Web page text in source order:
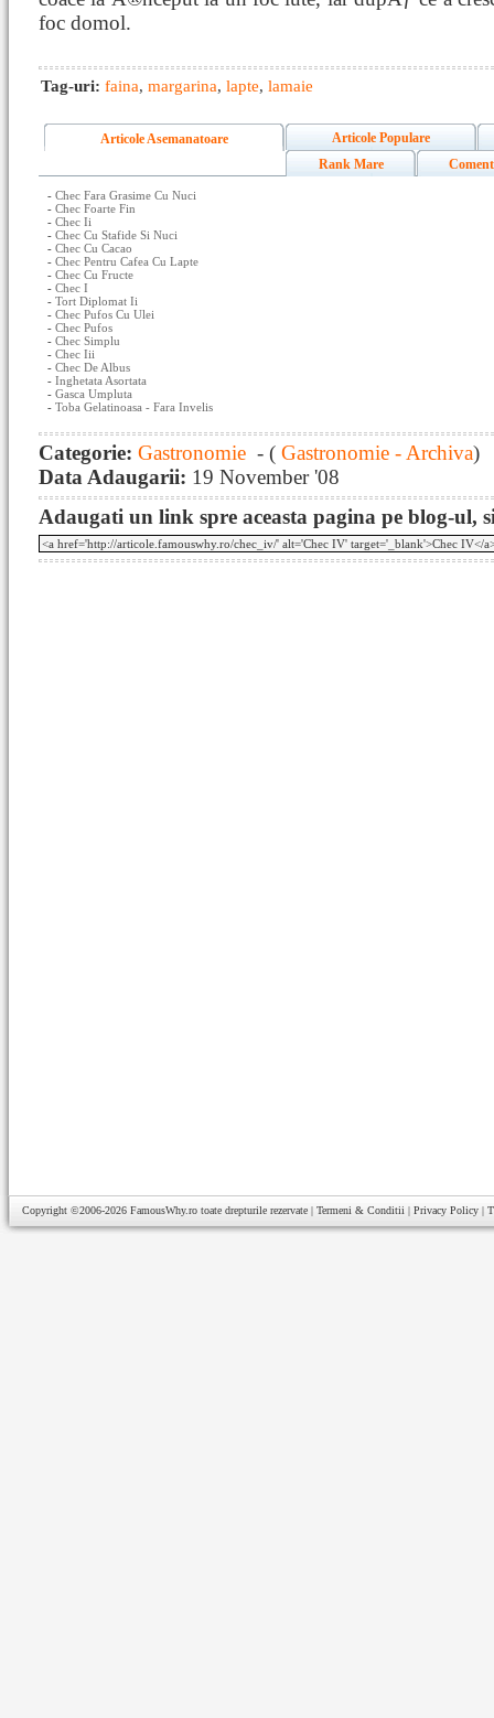
foc domol.
Tag-uri: faina, margarina, lapte, lamaie
Articole Asemanatoare
Articole Populare
Rank Mare
- Chec Fara Grasime Cu Nuci
- Chec Foarte Fin
- Chec Ii
- Chec Cu Stafide Si Nuci
- Chec Cu Cacao
- Chec Pentru Cafea Cu Lapte
- Chec Cu Fructe
- Chec I
- Tort Diplomat Ii
- Chec Pufos Cu Ulei
- Chec Pufos
- Chec Simplu
- Chec Iii
- Chec De Albus
- Inghetata Asortata
- Gasca Umpluta
- Toba Gelatinoasa - Fara Invelis
Categorie: Gastronomie - ( Gastronomie - Archiva)
Data Adaugarii: 19 November '08
Adaugati un link spre aceasta pagina pe blog-ul,
Copyright ©2006-2026 FamousWhy.ro toate drepturile rezervate | Termeni & Conditii | Privacy Policy |